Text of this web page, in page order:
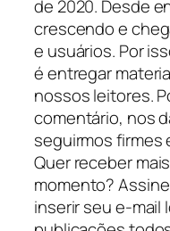
de 2020. Desde
crescendo e
e usuários. Por
é entregar
nossos leitores.
comentário, nos
seguirmos
Quer receber
momento?
inserir seu e-mail